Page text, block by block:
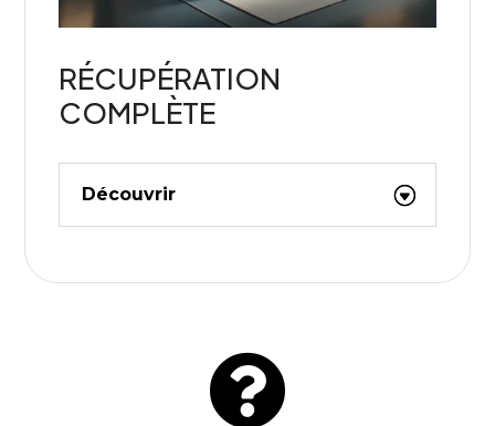
RÉCUPÉRATION
COMPLÈTE
Découvrir
